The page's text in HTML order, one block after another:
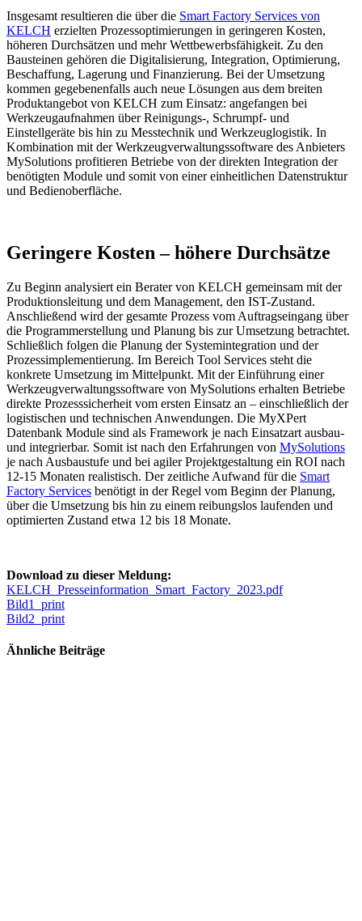
Insgesamt resultieren die über die Smart Factory Services von
KELCH erzielten Prozessoptimierungen in geringeren Kosten,
höheren Durchsätzen und mehr Wettbewerbsfähigkeit. Zu den
Bausteinen gehören die Digitalisierung, Integration, Optimierung,
Beschaffung, Lagerung und Finanzierung. Bei der Umsetzung
kommen gegebenenfalls auch neue Lösungen aus dem breiten
Produktangebot von KELCH zum Einsatz: angefangen bei
Werkzeugaufnahmen über Reinigungs-, Schrumpf- und
Einstellgeräte bis hin zu Messtechnik und Werkzeuglogistik. In
Kombination mit der Werkzeugverwaltungssoftware des Anbieters
MySolutions profitieren Betriebe von der direkten Integration der
benötigten Module und somit von einer einheitlichen Datenstruktur
und Bedienoberfläche.
Geringere Kosten – höhere Durchsätze
Zu Beginn analysiert ein Berater von KELCH gemeinsam mit der
Produktionsleitung und dem Management, den IST-Zustand.
Anschließend wird der gesamte Prozess vom Auftragseingang über
die Programmerstellung und Planung bis zur Umsetzung betrachtet.
Schließlich folgen die Planung der Systemintegration und der
Prozessimplementierung. Im Bereich Tool Services steht die
konkrete Umsetzung im Mittelpunkt. Mit der Einführung einer
Werkzeugverwaltungssoftware von MySolutions erhalten Betriebe
direkte Prozesssicherheit vom ersten Einsatz an – einschließlich der
logistischen und technischen Anwendungen. Die MyXPert
Datenbank Module sind als Framework je nach Einsatzart ausbau-
und integrierbar. Somit ist nach den Erfahrungen von MySolutions
je nach Ausbaustufe und bei agiler Projektgestaltung ein ROI nach
12-15 Monaten realistisch. Der zeitliche Aufwand für die Smart
Factory Services benötigt in der Regel vom Beginn der Planung,
über die Umsetzung bis hin zu einem reibungslos laufenden und
optimierten Zustand etwa 12 bis 18 Monate.
Download zu dieser Meldung:
KELCH_Presseinformation_Smart_Factory_2023.pdf
Bild1_print
Bild2_print
Ähnliche Beiträge